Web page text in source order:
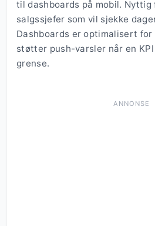
til dashboards på mobil. Nyttig
salgssjefer som vil sjekke
Dashboards er optimalisert for
støtter push-varsler når en
grense.
ANNONSE